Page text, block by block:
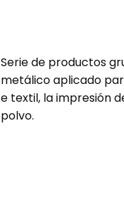
Serie de productos
metálico aplicado
e textil, la impresión
polvo.